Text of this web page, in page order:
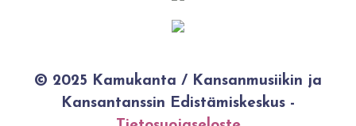
© 2025 Kamukanta / Kansanmusiikin ja
Kansantanssin Edistämiskeskus -